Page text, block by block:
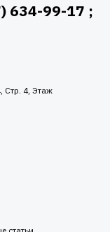
634-99-17 ;
Стр. 4, Этаж